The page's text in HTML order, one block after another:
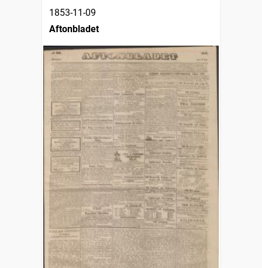
1853-11-09
Aftonbladet